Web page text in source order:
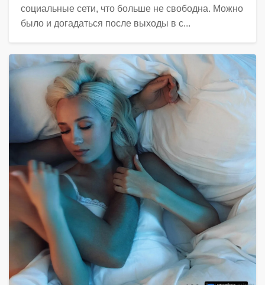
социальные сети, что больше не свободна. Можно
было и догадаться после выходы в с...